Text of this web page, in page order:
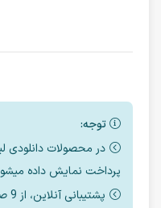
توجه:
در محصولات دانلودی
پرداخت نمایش داده